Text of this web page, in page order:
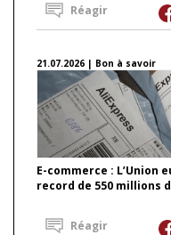
Réagir
21.07.2026 | Bon à savoir
E-commerce : L’Union
record de 550 millions
Réagir